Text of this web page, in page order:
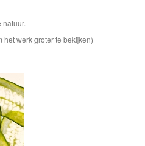
natuur.
het werk groter te bekijken)